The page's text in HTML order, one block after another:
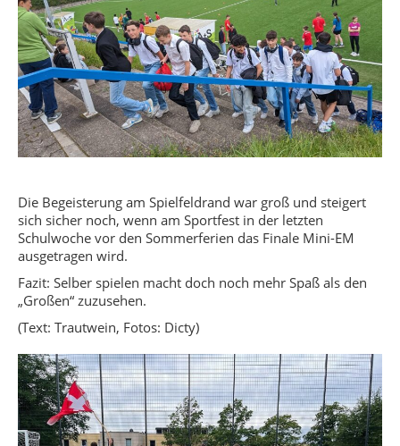
Die Begeisterung am Spielfeldrand war groß und steigert
sich sicher noch, wenn am Sportfest in der letzten
Schulwoche vor den Sommerferien das Finale Mini-EM
ausgetragen wird.
Fazit: Selber spielen macht doch noch mehr Spaß als den
„Großen“ zuzusehen.
(Text: Trautwein, Fotos: Dicty)